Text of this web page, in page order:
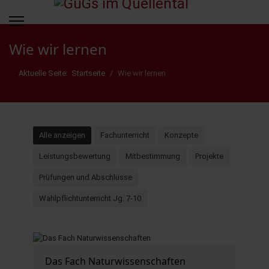
Wie wir lernen
Aktuelle Seite: Startseite Wie wir lernen
Alle anzeigen Fachunterricht Konzepte
Leistungsbewertung Mitbestimmung Projekte
Prüfungen und Abschlüsse
Wahlpflichtunterricht Jg. 7-10
Das Fach Naturwissenschaften